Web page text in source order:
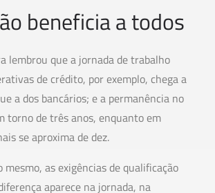
beneficia a todos
lembrou que a jornada de trabalho
de crédito, por exemplo, chega a
a dos bancários; e a permanência no
torno de três anos, enquanto em
se aproxima de dez.
mesmo, as exigências de qualificação
aparece na jornada, na